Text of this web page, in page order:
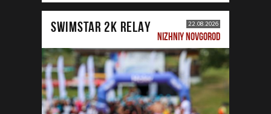
SWIMSTAR 2K RELAY 22.08.2026
NIZHNIY NOVGOROD